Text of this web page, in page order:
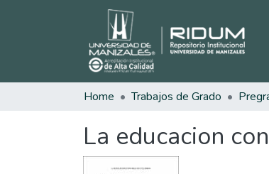
Home Trabajos de Grado
La educacion